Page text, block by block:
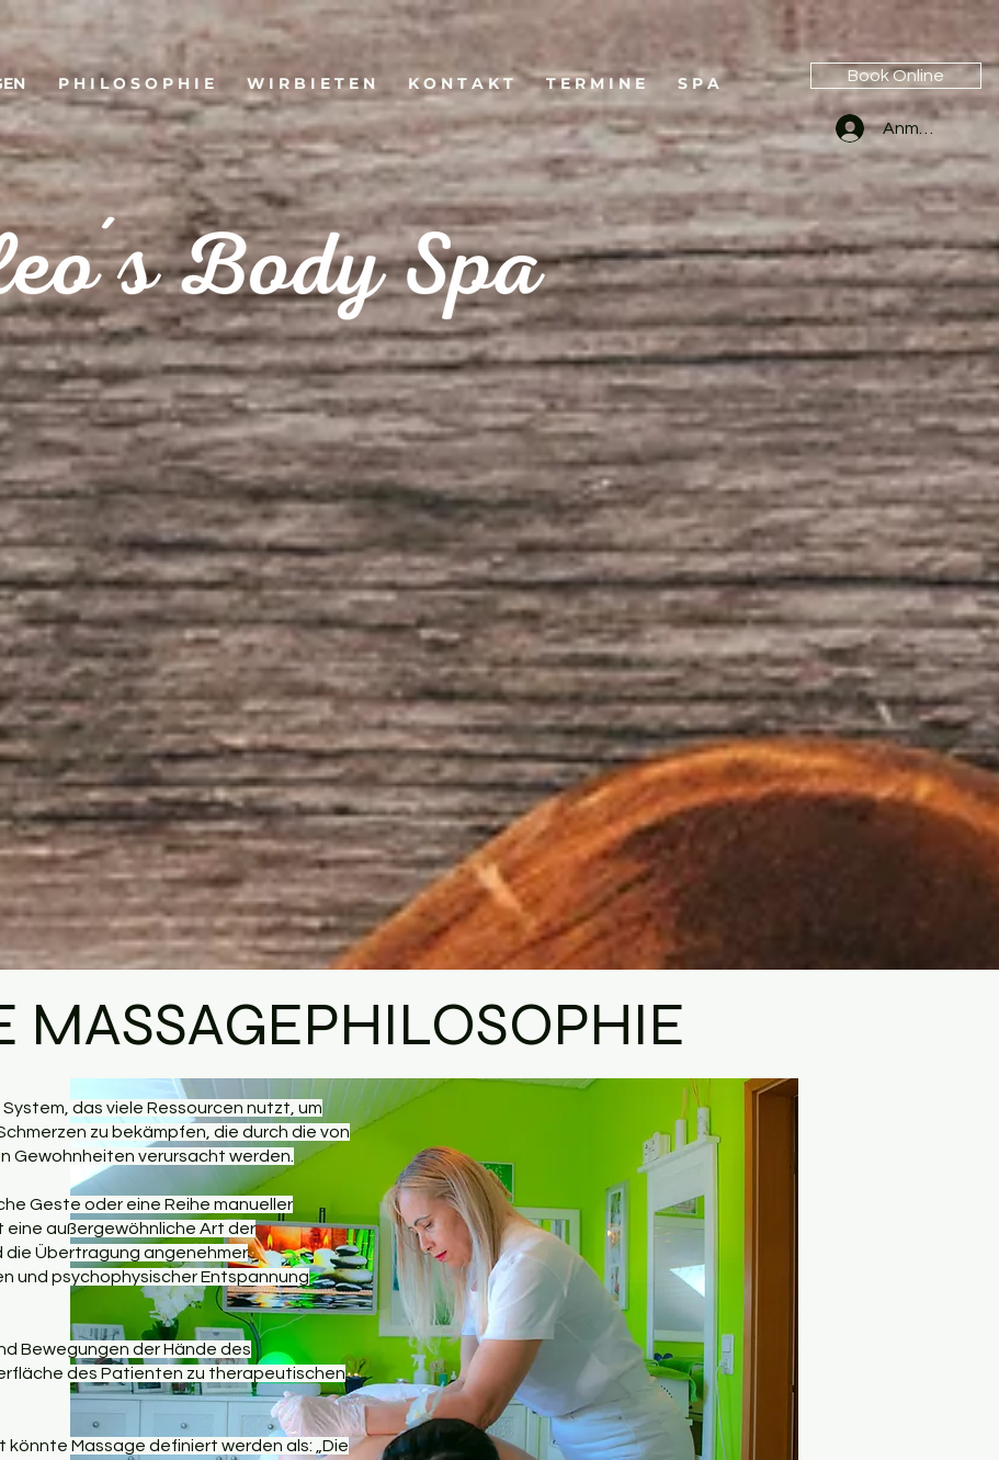
P H I L O S O P H I E W I R B I E T E N K O N T A K T T E R M I N E S P A Book Online
Anmelden
MASSAGEPHILOSOPHIE
das viele Ressourcen nutzt, um
zu bekämpfen, die durch die von
Gewohnheiten verursacht werden.
Geste oder eine Reihe manueller
eine außergewöhnliche Art der
die Übertragung angenehmer
und psychophysischer Entspannung
Bewegungen der Hände des
des Patienten zu therapeutischen
Massage definiert werden als: „Die